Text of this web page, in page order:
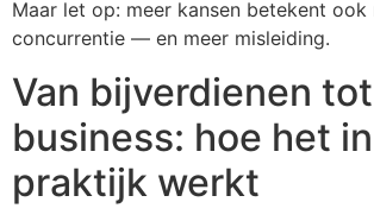
Maar let op: meer kansen betekent ook
concurrentie — en meer misleiding.
Van bijverdienen tot
business: hoe het
praktijk werkt